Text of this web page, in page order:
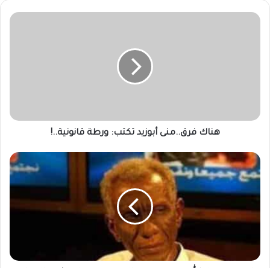
هناك
هناك فرق..منى أبوزيد تكتب: ورطة قانونية..!
إسحق
فضل
يكتب..
حسن
العمدة
ويشتم
الكيزان